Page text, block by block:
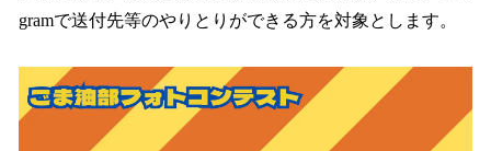
gramで送付先等のやりとりができる方を対象とします。